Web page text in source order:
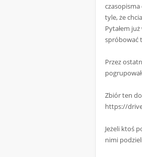
tyle, że
Pytałem
spróbować
Przez
Zbiór ten
https://
Jeżeli ktoś
nimi